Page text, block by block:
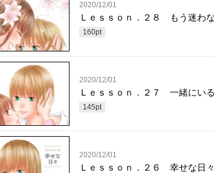
2020/12/01
Ｌｅｓｓｏｎ．２８ もう迷わ
160pt
2020/12/01
Ｌｅｓｓｏｎ．２７ 一緒にい
145pt
2020/12/01
Ｌｅｓｓｏｎ．２６ 幸せな日々